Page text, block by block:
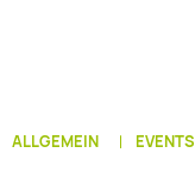
ALLGEMEIN EVENTS